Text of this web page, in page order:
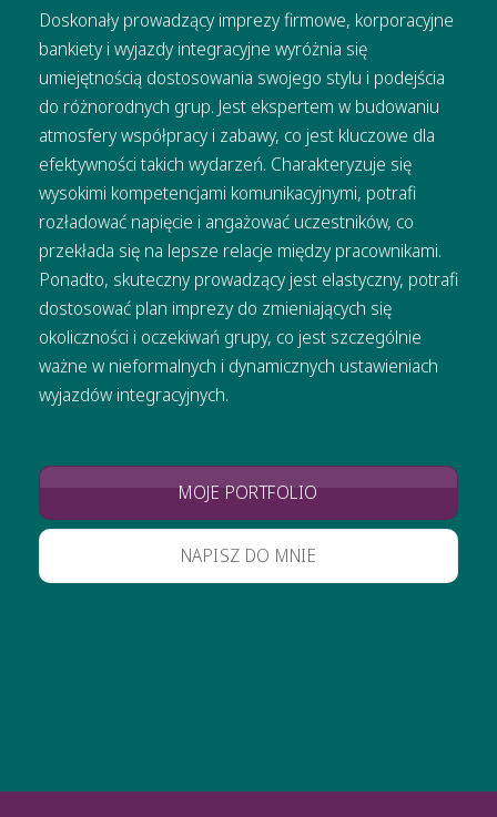
Doskonały prowadzący imprezy firmowe, korporacyjne
bankiety i wyjazdy integracyjne wyróżnia się
umiejętnością dostosowania swojego stylu i podejścia
do różnorodnych grup. Jest ekspertem w budowaniu
atmosfery współpracy i zabawy, co jest kluczowe dla
efektywności takich wydarzeń. Charakteryzuje się
wysokimi kompetencjami komunikacyjnymi, potrafi
rozładować napięcie i angażować uczestników, co
przekłada się na lepsze relacje między pracownikami.
Ponadto, skuteczny prowadzący jest elastyczny, potrafi
dostosować plan imprezy do zmieniających się
okoliczności i oczekiwań grupy, co jest szczególnie
ważne w nieformalnych i dynamicznych ustawieniach
wyjazdów integracyjnych.
MOJE PORTFOLIO
NAPISZ DO MNIE